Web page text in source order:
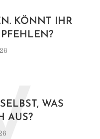
KÖNNT IHR
WAS
AUS?